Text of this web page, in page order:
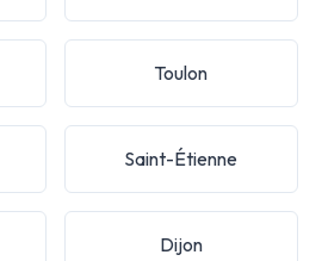
Toulon
Saint-Étienne
Dijon